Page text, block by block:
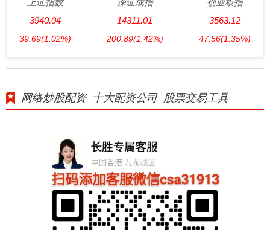
上证指数
3940.04
39.69(1.02%)
深证成指
14311.01
200.89(1.42%)
创业板指
3563.12
47.56(1.35%)
网络炒股配资_十大配资公司_股票交易工具